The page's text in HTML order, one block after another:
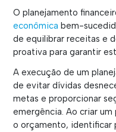
O planejamento
econômica bem-
de equilibrar receitas e
proativa para garantir
A execução de um
de evitar dívidas
metas e proporcionar
emergência. Ao criar um
o orçamento, identificar